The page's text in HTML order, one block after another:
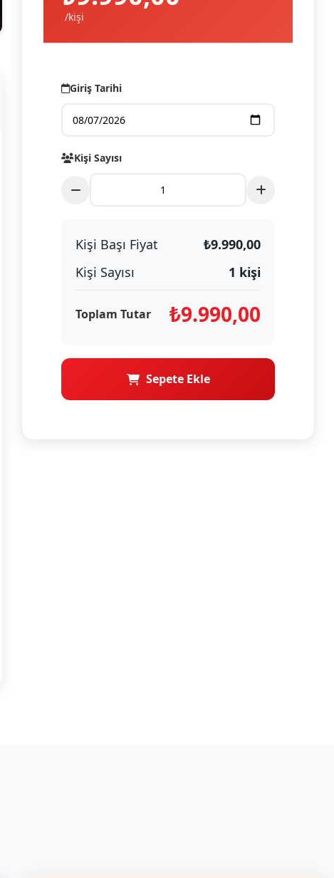
/kişi
Giriş Tarihi
Kişi Sayısı
Kişi Başı Fiyat ₺9.990,00
Kişi Sayısı
1 kişi
Toplam Tutar ₺9.990,00
Sepete Ekle